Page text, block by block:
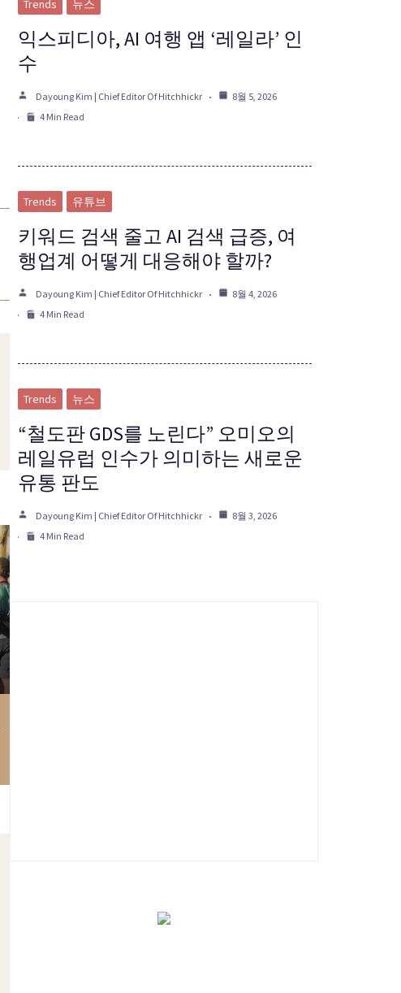
Trends 뉴스
익스피디아, AI 여행 앱 ‘레일라’ 인
수
Dayoung Kim | Chief Editor Of Hitchhickr
8월 5, 2026
4 Min Read
Trends 유튜브
키워드 검색 줄고 AI 검색 급증, 여
행업계 어떻게 대응해야 할까?
Dayoung Kim | Chief Editor Of Hitchhickr
8월 4, 2026
4 Min Read
Trends 뉴스
“철도판 GDS를 노린다” 오미오의
레일유럽 인수가 의미하는 새로운
유통 판도
Dayoung Kim | Chief Editor Of Hitchhickr
8월 3, 2026
4 Min Read